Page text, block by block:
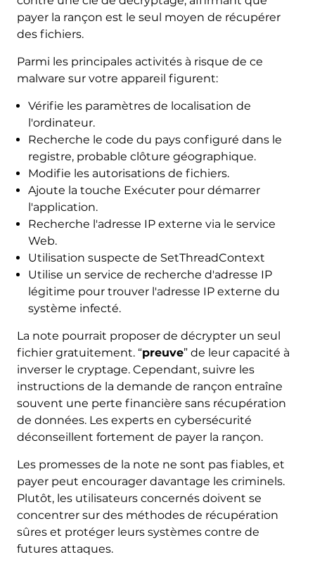
payer la rançon est le seul moyen de récupérer
des fichiers.
Parmi les principales activités à risque de ce
malware sur votre appareil figurent:
Vérifie les paramètres de localisation de
l'ordinateur.
Recherche le code du pays configuré dans le
registre, probable clôture géographique.
Modifie les autorisations de fichiers.
Ajoute la touche Exécuter pour démarrer
l'application.
Recherche l'adresse IP externe via le service
Web.
Utilisation suspecte de SetThreadContext
Utilise un service de recherche d'adresse IP
légitime pour trouver l'adresse IP externe du
système infecté.
La note pourrait proposer de décrypter un seul
fichier gratuitement. “preuve” de leur capacité à
inverser le cryptage. Cependant, suivre les
instructions de la demande de rançon entraîne
souvent une perte financière sans récupération
de données. Les experts en cybersécurité
déconseillent fortement de payer la rançon.
Les promesses de la note ne sont pas fiables, et
payer peut encourager davantage les criminels.
Plutôt, les utilisateurs concernés doivent se
concentrer sur des méthodes de récupération
sûres et protéger leurs systèmes contre de
futures attaques.